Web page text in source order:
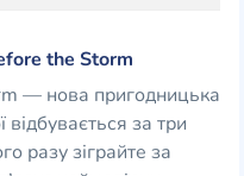
the Storm
— нова пригодницька
відбувається за три
разу зіграйте за